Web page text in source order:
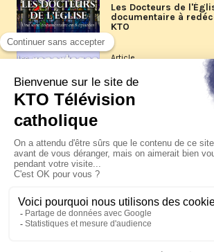
Les Docteurs de
documentaire à
KTO
Article
Les reportages d'été
La visite pastorale du
XIV à Assise à suivre
jeudi 6 août
Le pape en Uruguay,
Pérou du 6 au 17